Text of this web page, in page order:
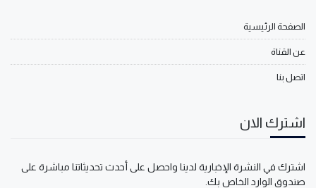
الصفحة الرئيسية
عن القناة
اتصل بنا
اشترك الان
اشترك في النشرة الإخبارية لدينا واحصل على أحدث تحديثاتنا مباشرة على
صندوق الوارد الخاص بك.